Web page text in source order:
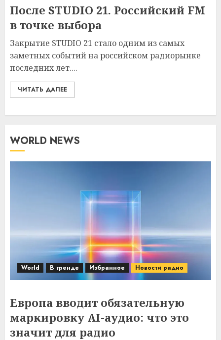
После STUDIO 21. Российский FM
в точке выбора
Закрытие STUDIO 21 стало одним из самых
заметных событий на российском радиорынке
последних лет....
ЧИТАТЬ ДАЛЕЕ
WORLD NEWS
World В тренде Избранное Новости радио
Европа вводит обязательную
маркировку AI-аудио: что это
значит для радио